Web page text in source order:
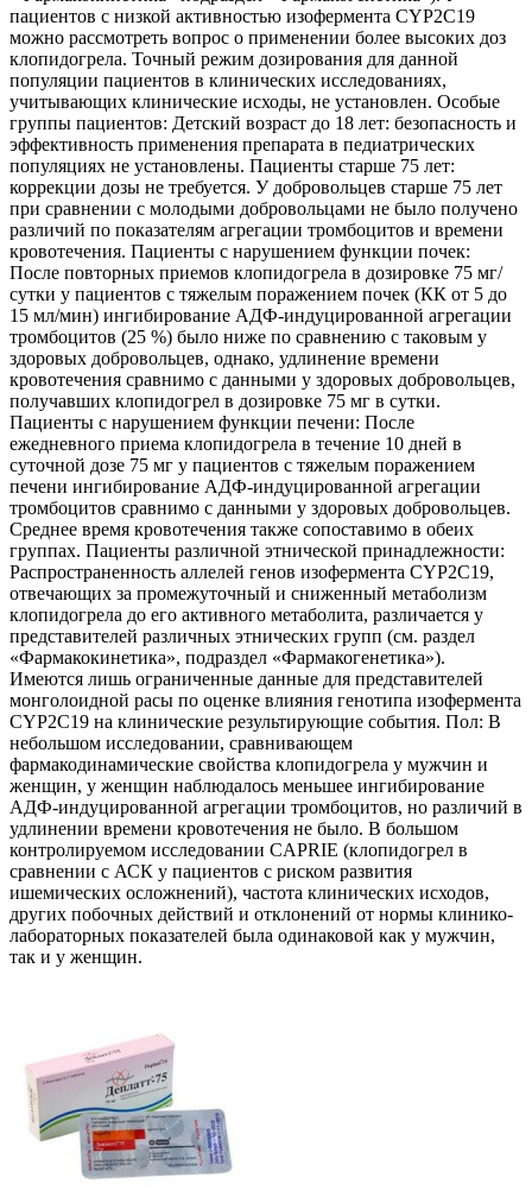
пациентов с низкой активностью изофермента СYР2С19
можно рассмотреть вопрос о применении более высоких доз
клопидогрела. Точный режим дозирования для данной
популяции пациентов в клинических исследованиях,
учитывающих клинические исходы, не установлен. Особые
группы пациентов: Детский возраст до 18 лет: безопасность и
эффективность применения препарата в педиатрических
популяциях не установлены. Пациенты старше 75 лет:
коррекции дозы не требуется. У добровольцев старше 75 лет
при сравнении с молодыми добровольцами не было получено
различий по показателям агрегации тромбоцитов и времени
кровотечения. Пациенты с нарушением функции почек:
После повторных приемов клопидогрела в дозировке 75 мг/
сутки у пациентов с тяжелым поражением почек (КК от 5 до
15 мл/мин) ингибирование АДФ-индуцированной агрегации
тромбоцитов (25 %) было ниже по сравнению с таковым у
здоровых добровольцев, однако, удлинение времени
кровотечения сравнимо с данными у здоровых добровольцев,
получавших клопидогрел в дозировке 75 мг в сутки.
Пациенты с нарушением функции печени: После
ежедневного приема клопидогрела в течение 10 дней в
суточной дозе 75 мг у пациентов с тяжелым поражением
печени ингибирование АДФ-индуцированной агрегации
тромбоцитов сравнимо с данными у здоровых добровольцев.
Среднее время кровотечения также сопоставимо в обеих
группах. Пациенты различной этнической принадлежности:
Распространенность аллелей генов изофермента СYР2С19,
отвечающих за промежуточный и сниженный метаболизм
клопидогрела до его активного метаболита, различается у
представителей различных этнических групп (см. раздел
«Фармакокинетика», подраздел «Фармакогенетика»).
Имеются лишь ограниченные данные для представителей
монголоидной расы по оценке влияния генотипа изофермента
СYР2С19 на клинические результирующие события. Пол: В
небольшом исследовании, сравнивающем
фармакодинамические свойства клопидогрела у мужчин и
женщин, у женщин наблюдалось меньшее ингибирование
АДФ-индуцированной агрегации тромбоцитов, но различий в
удлинении времени кровотечения не было. В большом
контролируемом исследовании CAPRIE (клопидогрел в
сравнении с АСК у пациентов с риском развития
ишемических осложнений), частота клинических исходов,
других побочных действий и отклонений от нормы клинико-
лабораторных показателей была одинаковой как у мужчин,
так и у женщин.